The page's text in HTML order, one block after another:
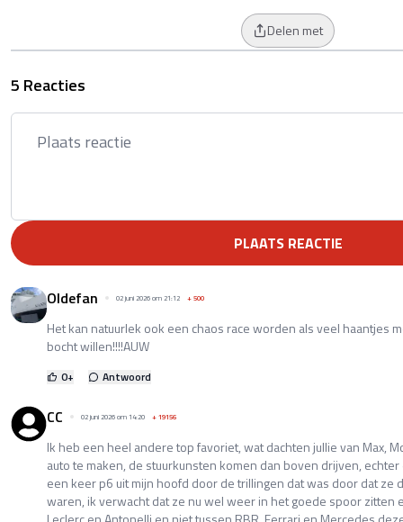
Delen met
5 Reacties
PLAATS REACTIE
Oldefan 02 juni 2026 om 21:12 +500
Het kan natuurlek ook een chaos race worden als veel haantjes
bocht willen!!!!AUW
0+ Antwoord
CC 02 juni 2026 om 14:20 +19156
Ik heb een heel andere top favoriet, wat dachten jullie van Max,
auto te maken, de stuurkunsten komen dan boven drijven,
een keer p6 uit mijn hoofd door de trillingen dat was door dat ze
waren, ik verwacht dat ze nu wel weer in het goede spoor zitten